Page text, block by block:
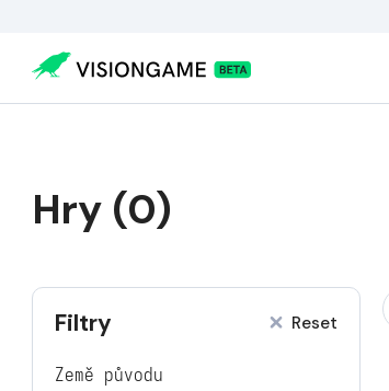
Hry (0)
Filtry Reset
Země původu